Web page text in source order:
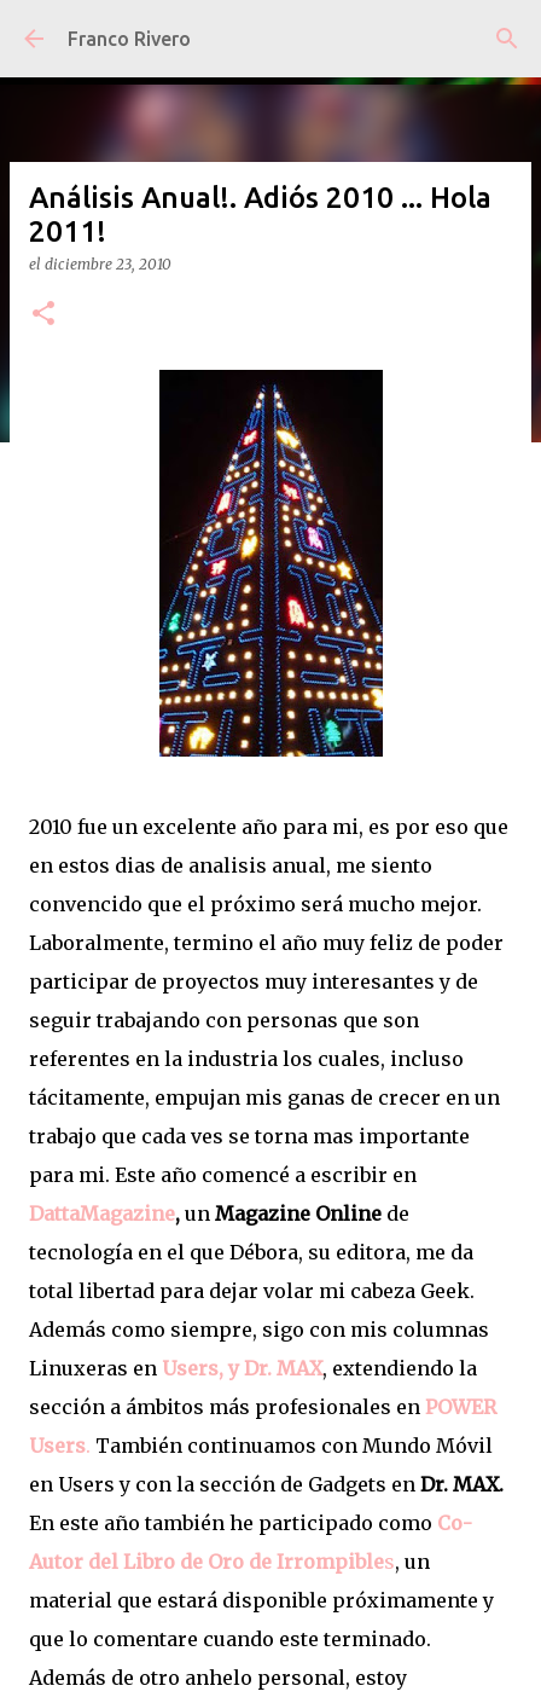
Ir al contenido principal
Franco Rivero
Análisis Anual!. Adiós 2010 ... Hola
2011!
el diciembre 23, 2010
2010 fue un excelente año para mi, es por eso que
en estos dias de analisis anual, me siento
convencido que el próximo será mucho mejor.
Laboralmente, termino el año muy feliz de poder
participar de proyectos muy interesantes y de
seguir trabajando con personas que son
referentes en la industria los cuales, incluso
tácitamente, empujan mis ganas de crecer en un
trabajo que cada ves se torna mas importante
para mi. Este año comencé a escribir en
DattaMagazine, un Magazine Online de
tecnología en el que Débora, su editora, me da
total libertad para dejar volar mi cabeza Geek.
Además como siempre, sigo con mis columnas
Linuxeras en Users, y Dr. MAX, extendiendo la
sección a ámbitos más profesionales en POWER
Users. También continuamos con Mundo Móvil
en Users y con la sección de Gadgets en Dr. MAX.
En este año también he participado como Co-
Autor del Libro de Oro de Irrompibles, un
material que estará disponible próximamente y
que lo comentare cuando este terminado.
Además de otro anhelo personal, estoy